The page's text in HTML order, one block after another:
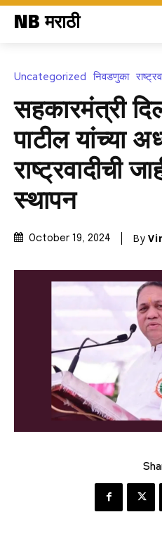
NB मराठी
Uncategorized निवडणुका
सहकारमंत्री
पाटील यांच्या
राष्ट्रवादीची
स्थापन
October 19, 2024 By